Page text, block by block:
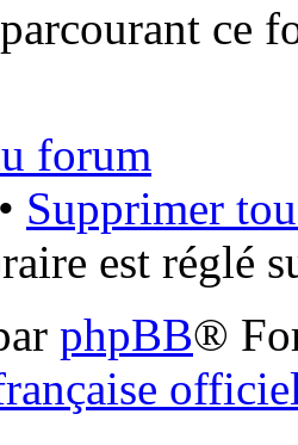
ce
forum
• Supprimer
est réglé
phpBB®